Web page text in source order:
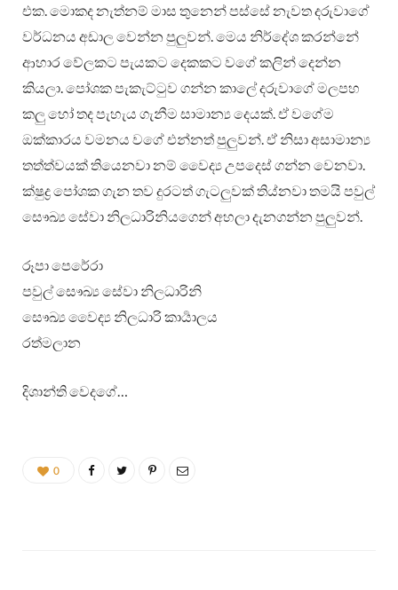
එක. මොකද නැත්නම් මාස තුනෙන් පස්සේ නැවත දරුවාගේ
වර්ධනය අඩාල වෙන්න පුලු‍වන්. මෙය නිර්දේශ කරන්නේ
ආහාර වේලකට පැයකට දෙකකට වගේ කලින් දෙන්න
කියලා. පෝශක පැකැට්ටුව ගන්න කාලේ දරුවාගේ මලපහ
කලු‍ හෝ තද පැහැය ගැනීම සාමාන්‍ය දෙයක්. ඒ වගේම
ඔක්කාරය වමනය වගේ එන්නත් පුලු‍වන්. ඒ නිසා අසාමාන්‍ය
තත්ත්වයක් තියෙනවා නම් වෛද්‍ය උපදෙස් ගන්න වෙනවා.
ක්ෂුද්‍ර පෝශක ගැන තව දුරටත් ගැටලු‍වක් තිය්නවා තමයි පවුල්
සෞඛ්‍ය සේවා නිලධාරිනියගෙන් අහලා දැනගන්න පුලු‍වන්.
රූපා පෙරේරා
පවුල් සෞඛ්‍ය සේවා නිලධාරිනි
සෞඛ්‍ය වෛද්‍ය නිලධාරි කාර්‍යාලය
රත්මලාන
දිශාන්ති වෙදගේ…
0